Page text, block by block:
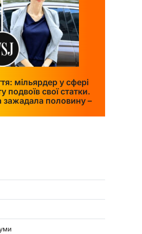
мільярдер у сфері
подвоїв свої статки.
половину –